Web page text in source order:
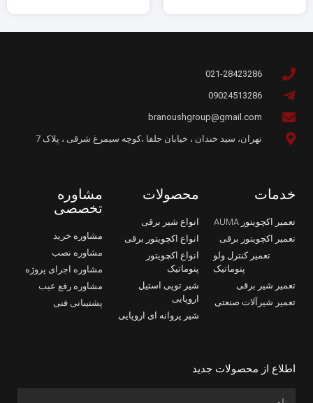
021-28423286
09024513286
branoushgroup@gmail.com
تهران، سید خندان ، خیابان جلفا ،کوچه سیمرغ شرقی ، پلاک 7
خدمات
تعمیر اکچویتور AUMA
تعمیر اکچویتور برقی
تعمیر کنترل ولو
پنوماتیک
تعمیر شیر برقی
تعمیر شیرآلات صنعتی
محصولات
انواع شیر برقی
انواع اکچویتور برقی
انواع اکچویتور
پنوماتیک
شیر توپی استیل
اروپایی
شیر پروانه ای اروپایی
مشاوره
تخصصی
مشاوره خرید
مشاوره نصب
مشاوره اجرای پروژه
مشاوره رفع عیب
پشتیبانی فنی
اطلاع از محصولات جدید